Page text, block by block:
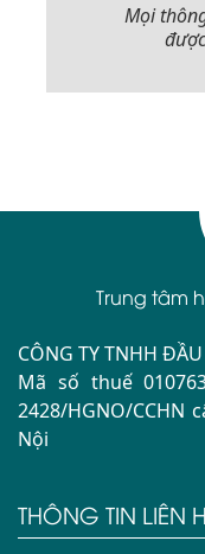
Mọi
Trung tâm
CÔNG TY TNHH
Mã số thuế
2428/HGNO/CCHN
Nội
THÔNG TIN LIÊN